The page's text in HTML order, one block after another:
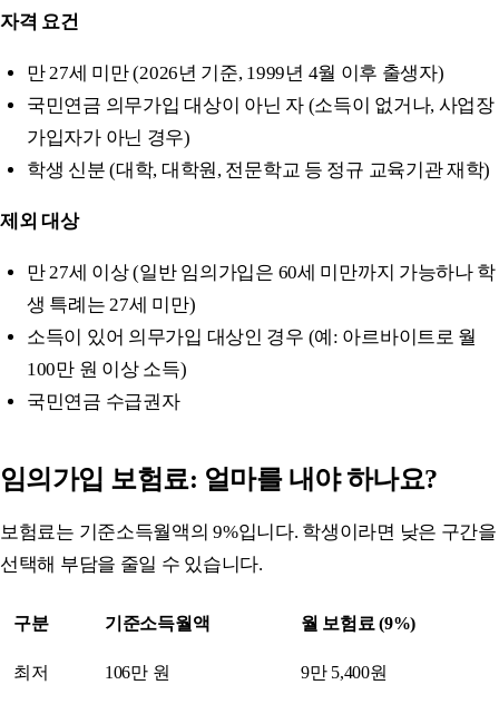
자격 요건
만 27세 미만 (2026년 기준, 1999년 4월 이후 출생자)
국민연금 의무가입 대상이 아닌 자 (소득이 없거나, 사업장
가입자가 아닌 경우)
학생 신분 (대학, 대학원, 전문학교 등 정규 교육기관 재학)
제외 대상
만 27세 이상 (일반 임의가입은 60세 미만까지 가능하나 학
생 특례는 27세 미만)
소득이 있어 의무가입 대상인 경우 (예: 아르바이트로 월
100만 원 이상 소득)
국민연금 수급권자
임의가입 보험료: 얼마를 내야 하나요?
보험료는 기준소득월액의 9%입니다. 학생이라면 낮은 구간을
선택해 부담을 줄일 수 있습니다.
구분 기준소득월액 월 보험료 (9%)
최저 106만 원 9만 5,400원